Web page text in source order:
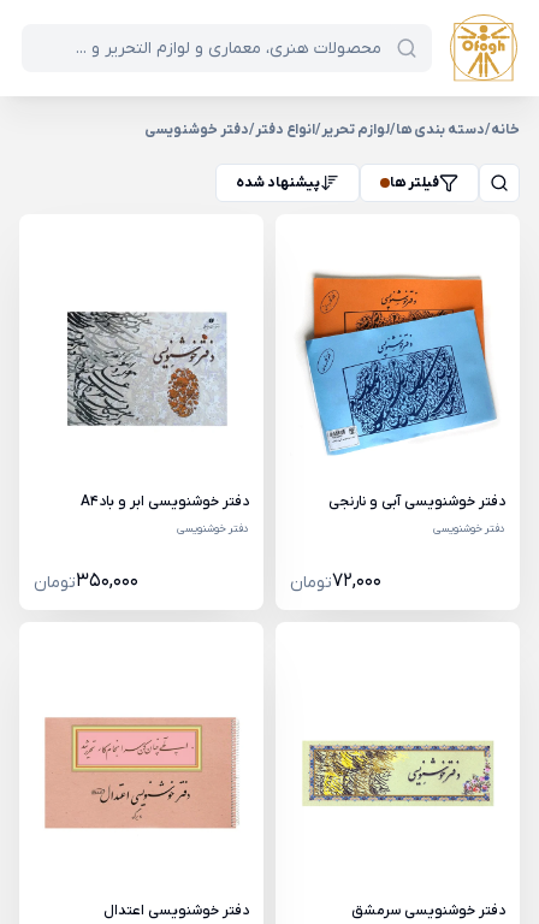
خانه/دسته بندی ها/لوازم تحریر/انواع دفتر/دفتر خوشنویسی
فیلتر ها پیشنهاد شده
دفتر خوشنویسی آبی و نارنجی
دفتر خوشنویسی
72,000تومان
دفتر خوشنویسی ابر و بادA4
دفتر خوشنویسی
350,000تومان
دفتر خوشنویسی سرمشق دفتر خوشنویسی اعتدال